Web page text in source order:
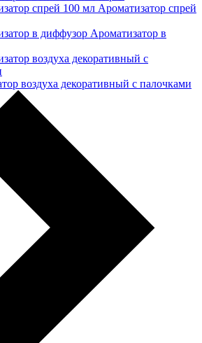
Ароматизатор спрей
Ароматизатор в
воздуха декоративный с палочками